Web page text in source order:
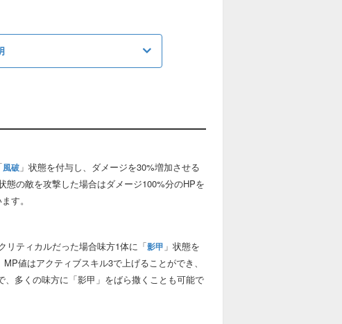
連続攻撃持ち（集中攻撃含むn回攻撃）
状態異常耐性無視
特定副将の回復
風破 」状態を付与し、ダメージを30%増加させる
の敵を攻撃した場合はダメージ100%分のHPを
す。
リティカルだった場合味方1体に「影甲 」状態を
値はアクティブスキル3で上げることができ、
多くの味方に「影甲」をばら撒くことも可能で